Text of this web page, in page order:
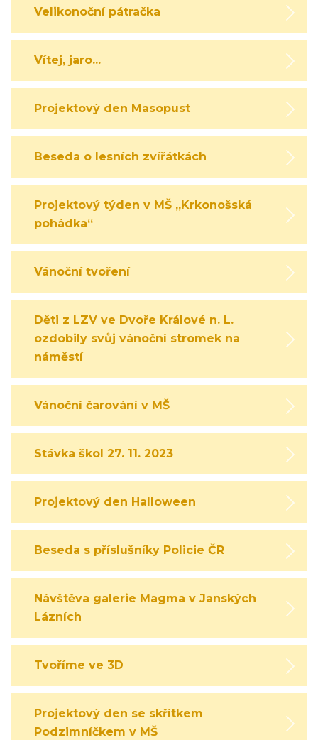
Velikonoční pátračka
Vítej, jaro...
Projektový den Masopust
Beseda o lesních zvířátkách
Projektový týden v MŠ „Krkonošská
pohádka“
Vánoční tvoření
Děti z LZV ve Dvoře Králové n. L.
ozdobily svůj vánoční stromek na
náměstí
Vánoční čarování v MŠ
Stávka škol 27. 11. 2023
Projektový den Halloween
Beseda s příslušníky Policie ČR
Návštěva galerie Magma v Janských
Lázních
Tvoříme ve 3D
Projektový den se skřítkem
Podzimníčkem v MŠ